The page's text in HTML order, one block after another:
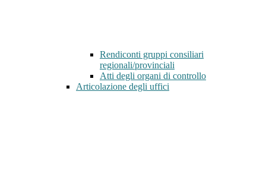
Rendiconti gruppi consiliari
regionali/provinciali
Atti degli organi di controllo
Articolazione degli uffici